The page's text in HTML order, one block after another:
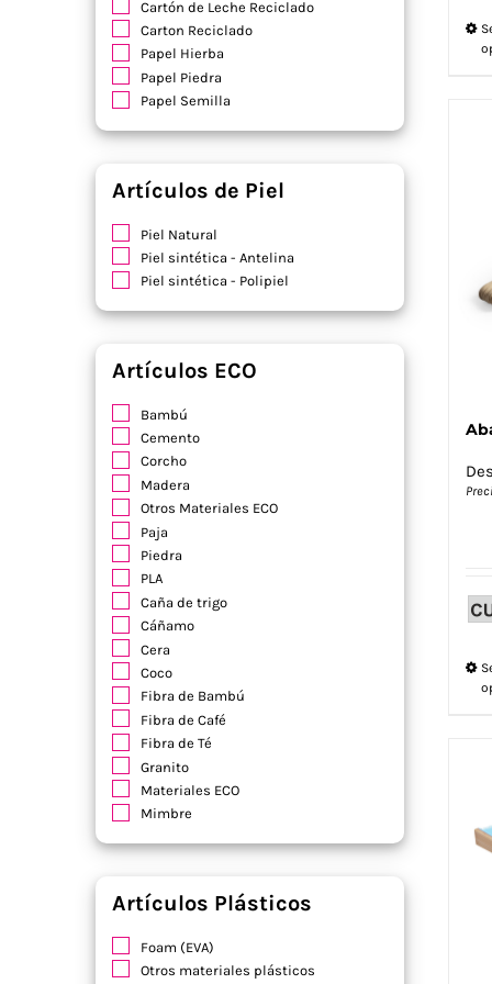
Cartón de Leche Reciclado
Carton Reciclado
Papel Hierba
Papel Piedra
Papel Semilla
Artículos de Piel
Piel Natural
Piel sintética - Antelina
Piel sintética - Polipiel
Artículos ECO
Bambú
Cemento
Corcho
Madera
Otros Materiales ECO
Paja
Piedra
PLA
Caña de trigo
Cáñamo
Cera
Coco
Fibra de Bambú
Fibra de Café
Fibra de Té
Granito
Materiales ECO
Mimbre
Artículos Plásticos
Foam (EVA)
Otros materiales plásticos